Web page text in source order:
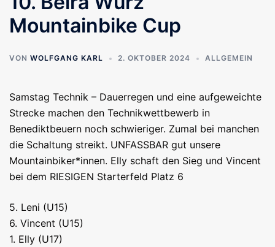
Mountainbike Cup
VON WOLFGANG KARL 2. OKTOBER 2024 ALLGEMEIN
Samstag Technik – Dauerregen und eine aufgeweichte
Strecke machen den Technikwettbewerb in
Benediktbeuern noch schwieriger. Zumal bei manchen
die Schaltung streikt. UNFASSBAR gut unsere
Mountainbiker*innen. Elly schaft den Sieg und Vincent
bei dem RIESIGEN Starterfeld Platz 6
5. Leni (U15)
6. Vincent (U15)
1. Elly (U17)